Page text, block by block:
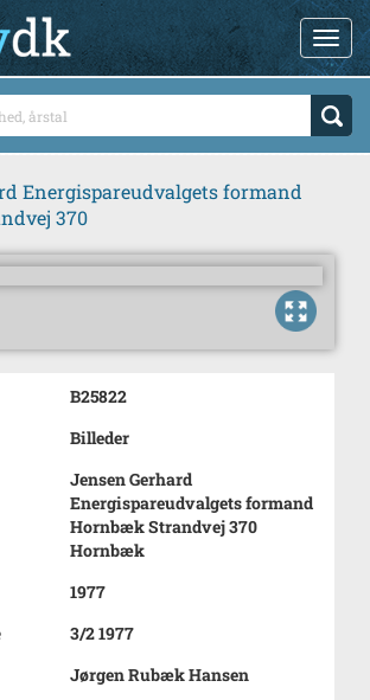
Energispareudvalgets formand
370
B25822
Billeder
Jensen Gerhard
Energispareudvalgets formand
Hornbæk Strandvej 370
Hornbæk
1977
3/2 1977
Jørgen Rubæk Hansen